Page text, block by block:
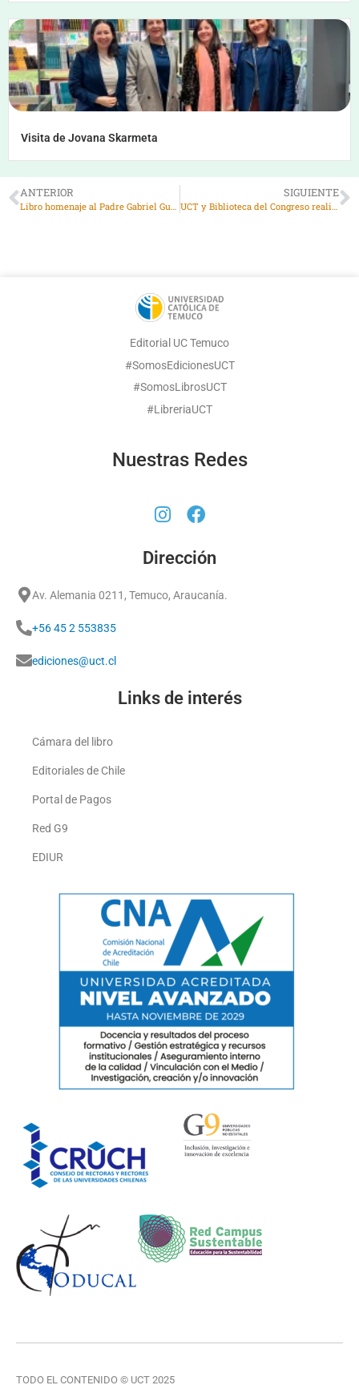
Visita de Jovana Skarmeta
ANTERIOR
Libro homenaje al Padre Gabriel Guarda: un tributo a su legado
SIGUIENTE
UCT y Biblioteca del Congreso realizaron actividad conjunta
Editorial UC Temuco
#SomosEdicionesUCT
#SomosLibrosUCT
#LibreriaUCT
Nuestras Redes
Dirección
Av. Alemania 0211, Temuco, Araucanía.
+56 45 2 553835
ediciones@uct.cl
Links de interés
Cámara del libro
Editoriales de Chile
Portal de Pagos
Red G9
EDIUR
TODO EL CONTENIDO © UCT 2025